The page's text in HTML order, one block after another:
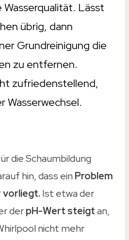
Lässt
übrig, dann
Grundreinigung die
zu entfernen.
zufriedenstellend,
Wasserwechsel.
die Schaumbildung
hin, dass einProblem
vorliegt.Ist etwa der
derpH-Wert steigtan,
nicht mehr